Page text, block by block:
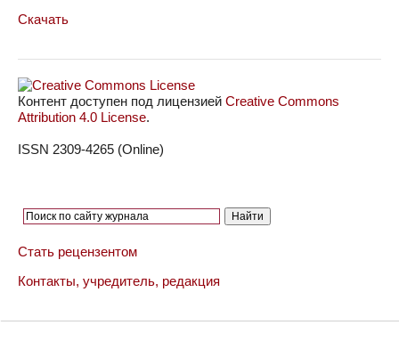
Скачать
Контент доступен под лицензией Creative Commons
Attribution 4.0 License.
ISSN 2309-4265 (Online)
Стать рецензентом
Контакты, учредитель, редакция